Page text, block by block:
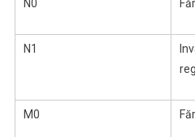
N0
N1
M0